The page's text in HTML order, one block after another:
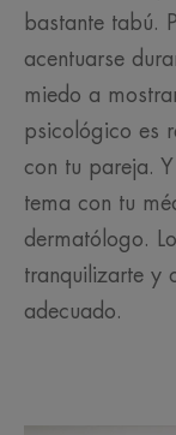
bastante tabú.
acentuarse
miedo a
psicológico es
con tu pareja.
tema con tu
dermatólogo.
tranquilizarte y
adecuado.